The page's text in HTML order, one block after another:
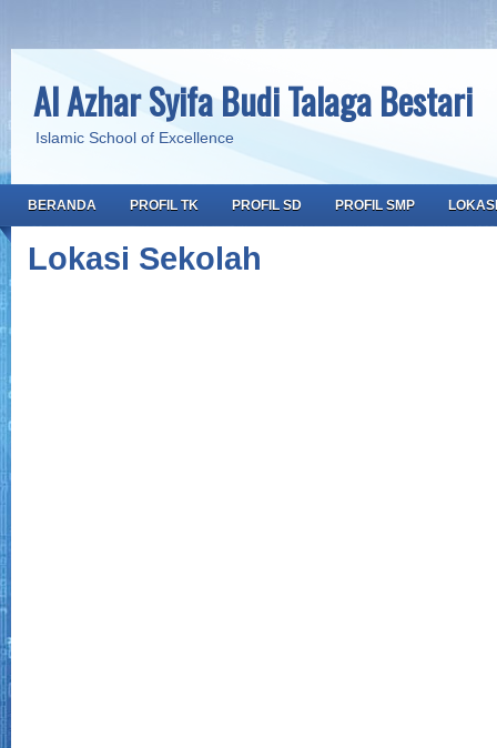
Al Azhar Syifa Budi Talaga Bestari
Islamic School of Excellence
BERANDA PROFIL TK PROFIL SD PROFIL SMP
Lokasi Sekolah